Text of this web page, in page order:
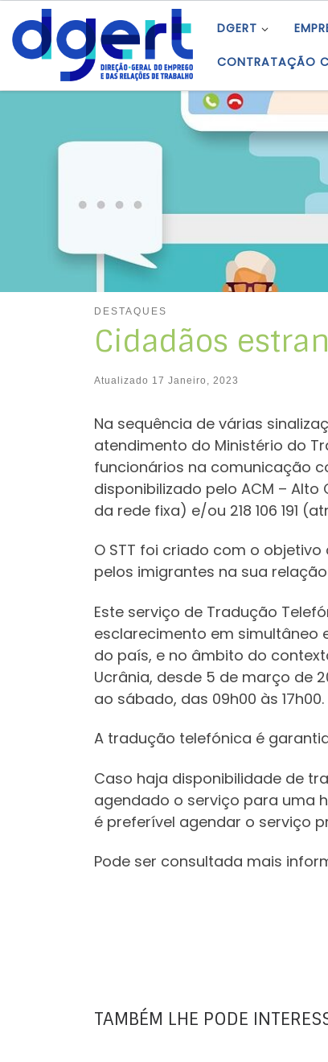
Skip to content DGERT
CONTRATAÇÃO
DESTAQUES
Cidadãos
Atualizado 17 Janeiro, 2023
Na sequência de várias
atendimento do Ministério do
funcionários na comunicação
disponibilizado pelo ACM –
da rede fixa) e/ou 218 106 191
O STT foi criado com o
pelos imigrantes na sua
Este serviço de Tradução
esclarecimento em simultâneo
do país, e no âmbito do
Ucrânia, desde 5 de março de
ao sábado, das 09h00 às 17h00.
A tradução telefónica é
Caso haja disponibilidade de
agendado o serviço para uma
é preferível agendar o serviço
Pode ser consultada mais
TAMBÉM LHE PODE